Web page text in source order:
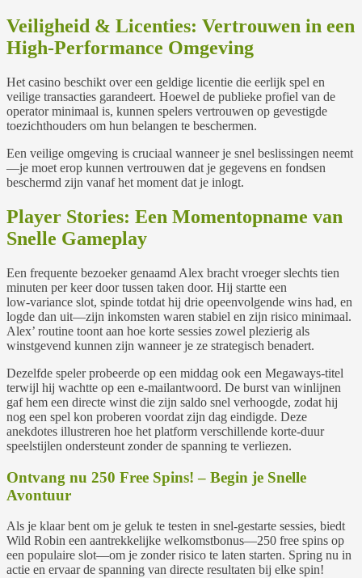
Veiligheid & Licenties: Vertrouwen in een
High‑Performance Omgeving
Het casino beschikt over een geldige licentie die eerlijk spel en
veilige transacties garandeert. Hoewel de publieke profiel van de
operator minimaal is, kunnen spelers vertrouwen op gevestigde
toezichthouders om hun belangen te beschermen.
Een veilige omgeving is cruciaal wanneer je snel beslissingen neemt
—je moet erop kunnen vertrouwen dat je gegevens en fondsen
beschermd zijn vanaf het moment dat je inlogt.
Player Stories: Een Momentopname van
Snelle Gameplay
Een frequente bezoeker genaamd Alex bracht vroeger slechts tien
minuten per keer door tussen taken door. Hij startte een
low‑variance slot, spinde totdat hij drie opeenvolgende wins had, en
logde dan uit—zijn inkomsten waren stabiel en zijn risico minimaal.
Alex’ routine toont aan hoe korte sessies zowel plezierig als
winstgevend kunnen zijn wanneer je ze strategisch benadert.
Dezelfde speler probeerde op een middag ook een Megaways-titel
terwijl hij wachtte op een e-mailantwoord. De burst van winlijnen
gaf hem een directe winst die zijn saldo snel verhoogde, zodat hij
nog een spel kon proberen voordat zijn dag eindigde. Deze
anekdotes illustreren hoe het platform verschillende korte‑duur
speelstijlen ondersteunt zonder de spanning te verliezen.
Ontvang nu 250 Free Spins! – Begin je Snelle
Avontuur
Als je klaar bent om je geluk te testen in snel‑gestarte sessies, biedt
Wild Robin een aantrekkelijke welkomstbonus—250 free spins op
een populaire slot—om je zonder risico te laten starten. Spring nu in
actie en ervaar de spanning van directe resultaten bij elke spin!